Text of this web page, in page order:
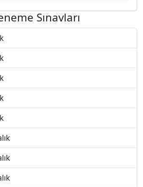
Sınavları